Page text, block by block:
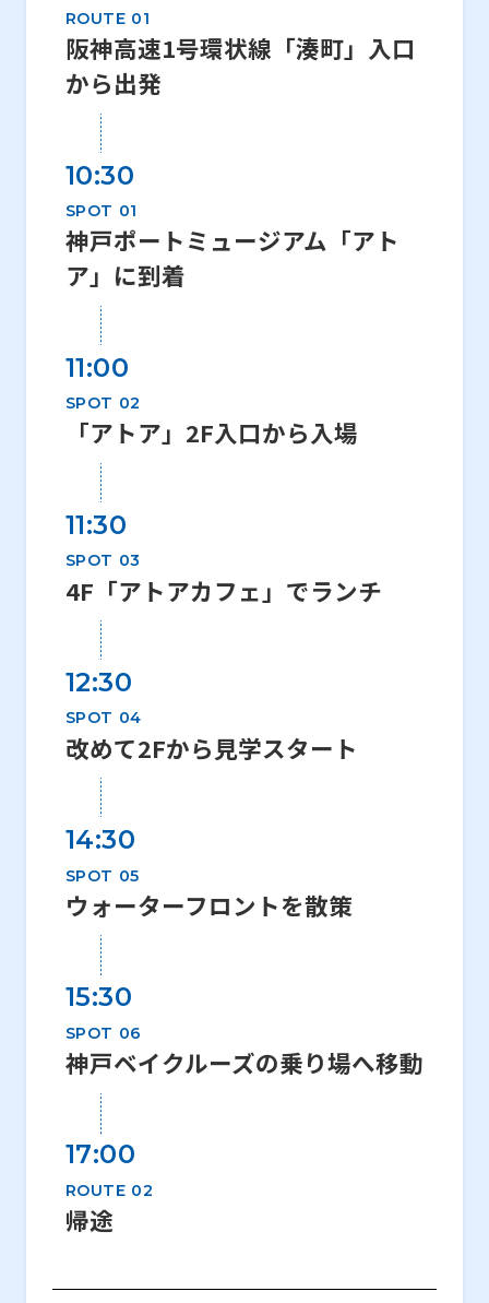
ROUTE 01
阪神高速1号環状線「湊町」入口
から出発
10:30
SPOT 01
神戸ポートミュージアム「アト
ア」に到着
11:00
SPOT 02
「アトア」2F入口から入場
11:30
SPOT 03
4F「アトアカフェ」でランチ
12:30
SPOT 04
改めて2Fから見学スタート
14:30
SPOT 05
ウォーターフロントを散策
15:30
SPOT 06
神戸ベイクルーズの乗り場へ移動
17:00
ROUTE 02
帰途